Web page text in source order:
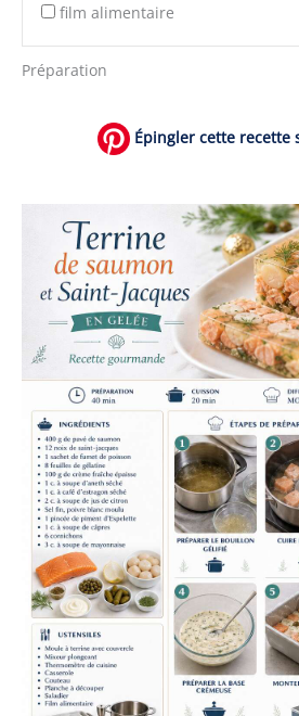
film alimentaire
Préparation
Épingler cette recette